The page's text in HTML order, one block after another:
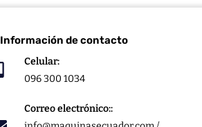
Información de contacto
Celular:
096 300 1034
Correo electrónico::